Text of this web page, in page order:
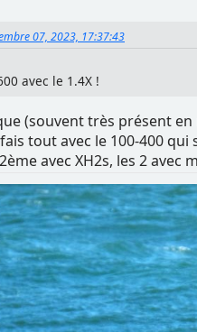
07, 2023, 17:37:43
avec le 1.4X !
(souvent très présent
tout avec le 100-400
avec XH2s, les 2 avec